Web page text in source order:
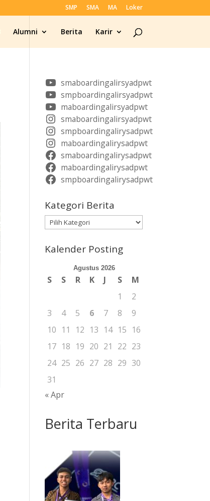
SMP SMA MA Loker
Alumni Berita Karir
smaboardingalirsyadpwt
smpboardingalirsyadpwt
maboardingalirsyadpwt
smaboardingalirsyadpwt
smpboardingalirysadpwt
maboardingalirysadpwt
smaboardingalirysadpwt
maboardingalirysadpwt
smpboardingalirysadpwt
Kategori Berita
Kategori
Kalender Posting
Agustus 2026
S S R K J S
M
1
2
3
4 5 6 7 8
9
10 11 12 13 14 15 16
17 18 19 20 21 22 23
24 25 26 27 28 29 30
31
« Apr
Berita Terbaru